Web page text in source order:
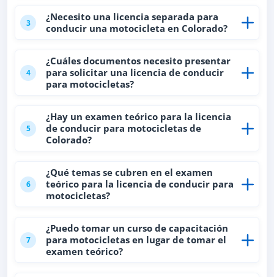
3
¿Necesito una licencia separada para
conducir una motocicleta en Colorado?
4
¿Cuáles documentos necesito presentar
para solicitar una licencia de conducir
para motocicletas?
5
¿Hay un examen teórico para la licencia
de conducir para motocicletas de
Colorado?
6
¿Qué temas se cubren en el examen
teórico para la licencia de conducir para
motocicletas?
7
¿Puedo tomar un curso de capacitación
para motocicletas en lugar de tomar el
examen teórico?